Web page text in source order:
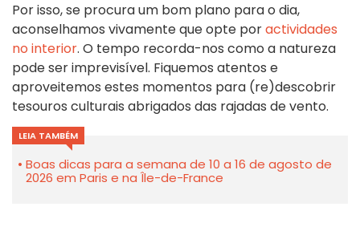
Por isso, se procura um bom plano para o dia,
aconselhamos vivamente que opte poractividades
no interior. O tempo recorda-nos como a natureza
pode ser imprevisível. Fiquemos atentos e
aproveitemos estes momentos para (re)descobrir
tesouros culturais abrigados das rajadas de vento.
LEIA TAMBÉM
Boas dicas para a semana de 10 a 16 de agosto de
2026 em Paris e na Île-de-France